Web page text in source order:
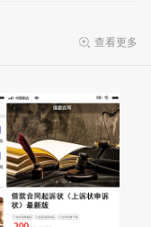
查看更多